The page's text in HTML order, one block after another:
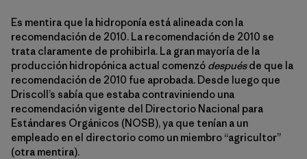
Es mentira que la hidroponía está alineada con la
recomendación de 2010. La recomendación de 2010 se
trata claramente de prohibirla. La gran mayoría de la
producción hidropónica actual comenzó despuésde que la
recomendación de 2010 fue aprobada. Desde luego que
Driscoll’s sabía que estaba contraviniendo una
recomendación vigente del Directorio Nacional para
Estándares Orgánicos (NOSB), ya que tenían a un
empleado en el directorio como un miembro “agricultor”
(otra mentira).